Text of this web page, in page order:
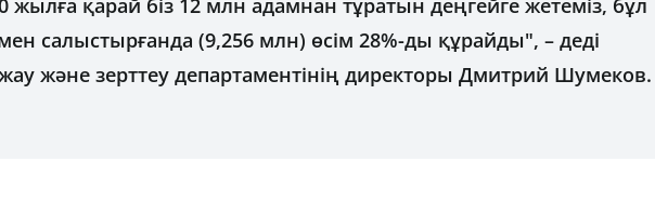
жылға қарай біз 12 млн адамнан тұратын деңгейге жетеміз, бұл
салыстырғанда (9,256 млн) өсім 28%-ды құрайды", – деді
және зерттеу департаментінің директоры Дмитрий Шумеков.